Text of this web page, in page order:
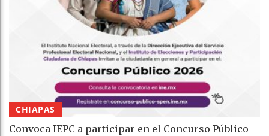
CHIAPAS
Convoca IEPC a participar en el Concurso Público